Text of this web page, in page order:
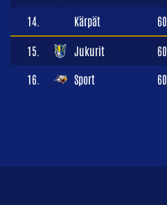
14. Kärpät 60
15. Jukurit 60
16. Sport 60